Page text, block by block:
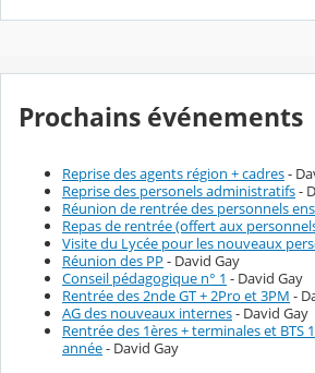
Prochains événements
Reprise des agents région + cadres-
Reprise des personels administratifs-
Réunion de rentrée des personnels
Repas de rentrée (offert aux
Visite du Lycée pour les nouveaux
Réunion des PP - David Gay
Conseil pédagogique n° 1 - David Gay
Rentrée des 2nde GT + 2Pro et 3PM -
AG des nouveaux internes- David Gay
Rentrée des 1ères + terminales et BTS
année- David Gay